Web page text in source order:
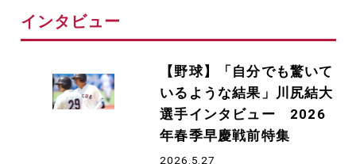
インタビュー
【野球】「自分でも驚いて
いるような結果」川尻結大
選手インタビュー 2026
年春季早慶戦前特集
2026.5.27